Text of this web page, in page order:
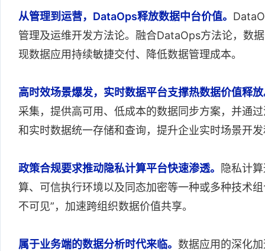
从管理到运营，DataOps释放数据中台价值。
管理及运维开发方法论。融合DataOps方法论，数
现数据应用持续敏捷交付、降低数据管理成本。
高时效场景爆发，实时数据平台支撑热数据价值释
采集，提供高可用、低成本的数据同步方案，并通
和实时数据统一存储和查询，提升企业实时场景开
政策合规要求推动隐私计算平台快速渗透。 隐私计
算、可信执行环境以及同态加密等一种或多种技术
不可见”，加速跨组织数据价值共享。
属于业务端的数据分析时代来临。 数据应用的深化